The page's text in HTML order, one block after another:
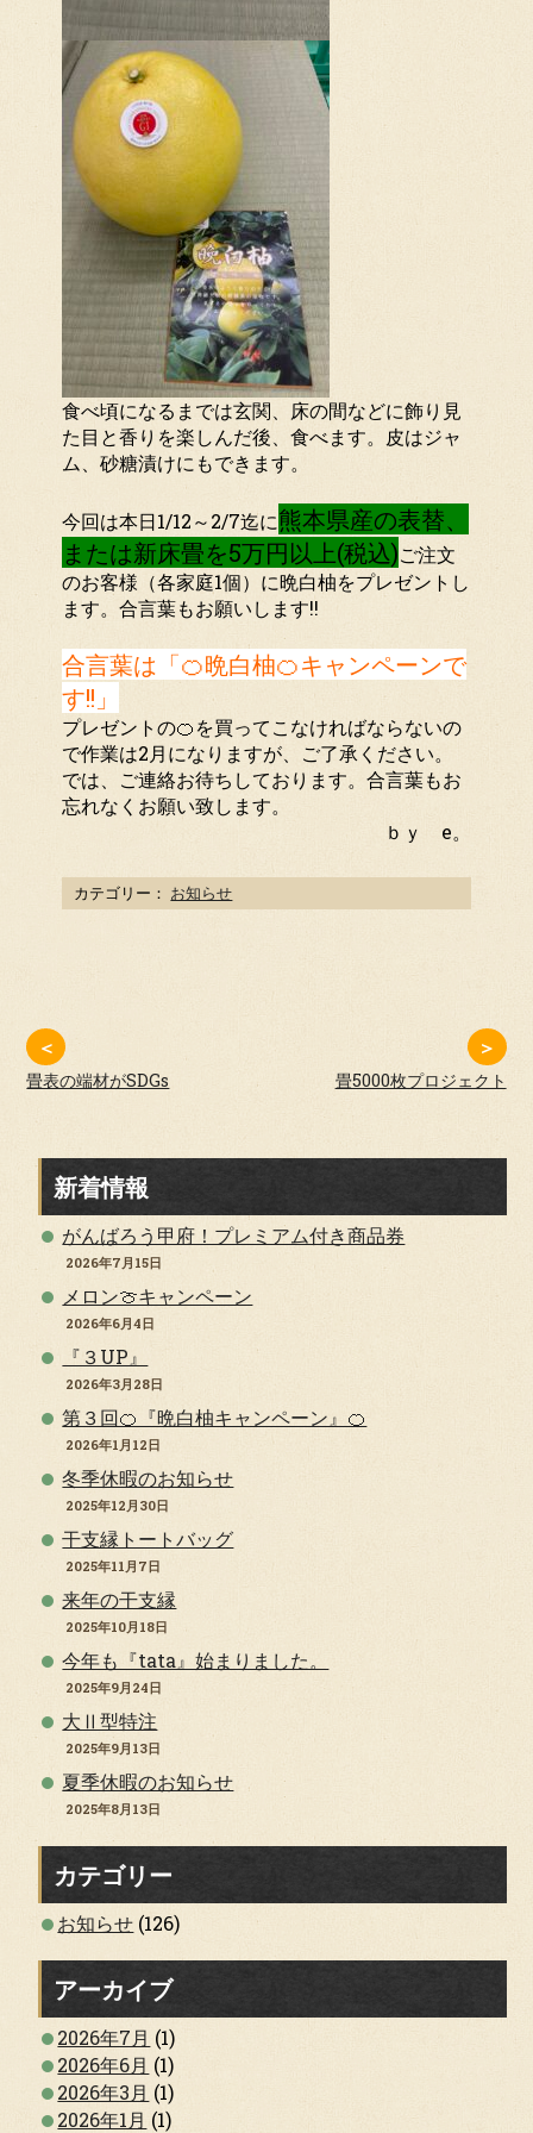
食べ頃になるまでは玄関、床の間などに飾り見
た目と香りを楽しんだ後、食べます。皮はジャ
ム、砂糖漬けにもできます。
今回は本日1/12～2/7迄に熊本県産の表替、
または新床畳を5万円以上(税込)ご注文
のお客様（各家庭1個）に晩白柚をプレゼントし
ます。合言葉もお願いします!!
合言葉は「🍊晩白柚🍊キャンペーンで
す!!」
プレゼントの🍊を買ってこなければならないの
で作業は2月になりますが、ご了承ください。
では、ご連絡お待ちしております。合言葉もお
忘れなくお願い致します。
ｂｙ e。
カテゴリー： お知らせ
＜
畳表の端材がSDGs
＞
畳5000枚プロジェクト
新着情報
がんばろう甲府！プレミアム付き商品券
2026年7月15日
メロン🍈キャンペーン
2026年6月4日
『３UP』
2026年3月28日
第３回🍊『晩白柚キャンペーン』🍊
2026年1月12日
冬季休暇のお知らせ
2025年12月30日
干支縁トートバッグ
2025年11月7日
来年の干支縁
2025年10月18日
今年も『tata』始まりました。
2025年9月24日
大Ⅱ型特注
2025年9月13日
夏季休暇のお知らせ
2025年8月13日
カテゴリー
お知らせ (126)
アーカイブ
2026年7月 (1)
2026年6月 (1)
2026年3月 (1)
2026年1月 (1)